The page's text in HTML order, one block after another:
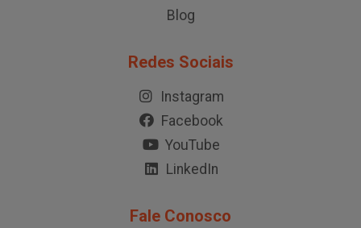
Blog
Redes Sociais
Instagram
Facebook
YouTube
LinkedIn
Fale Conosco